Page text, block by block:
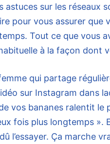
astuces sur les réseaux
pour vous assurer que
Tout ce que vous
à la façon dont
qui partage
sur Instagram dans
vos bananes ralentit le
fois plus longtemps ».
l’essayer. Ça marche